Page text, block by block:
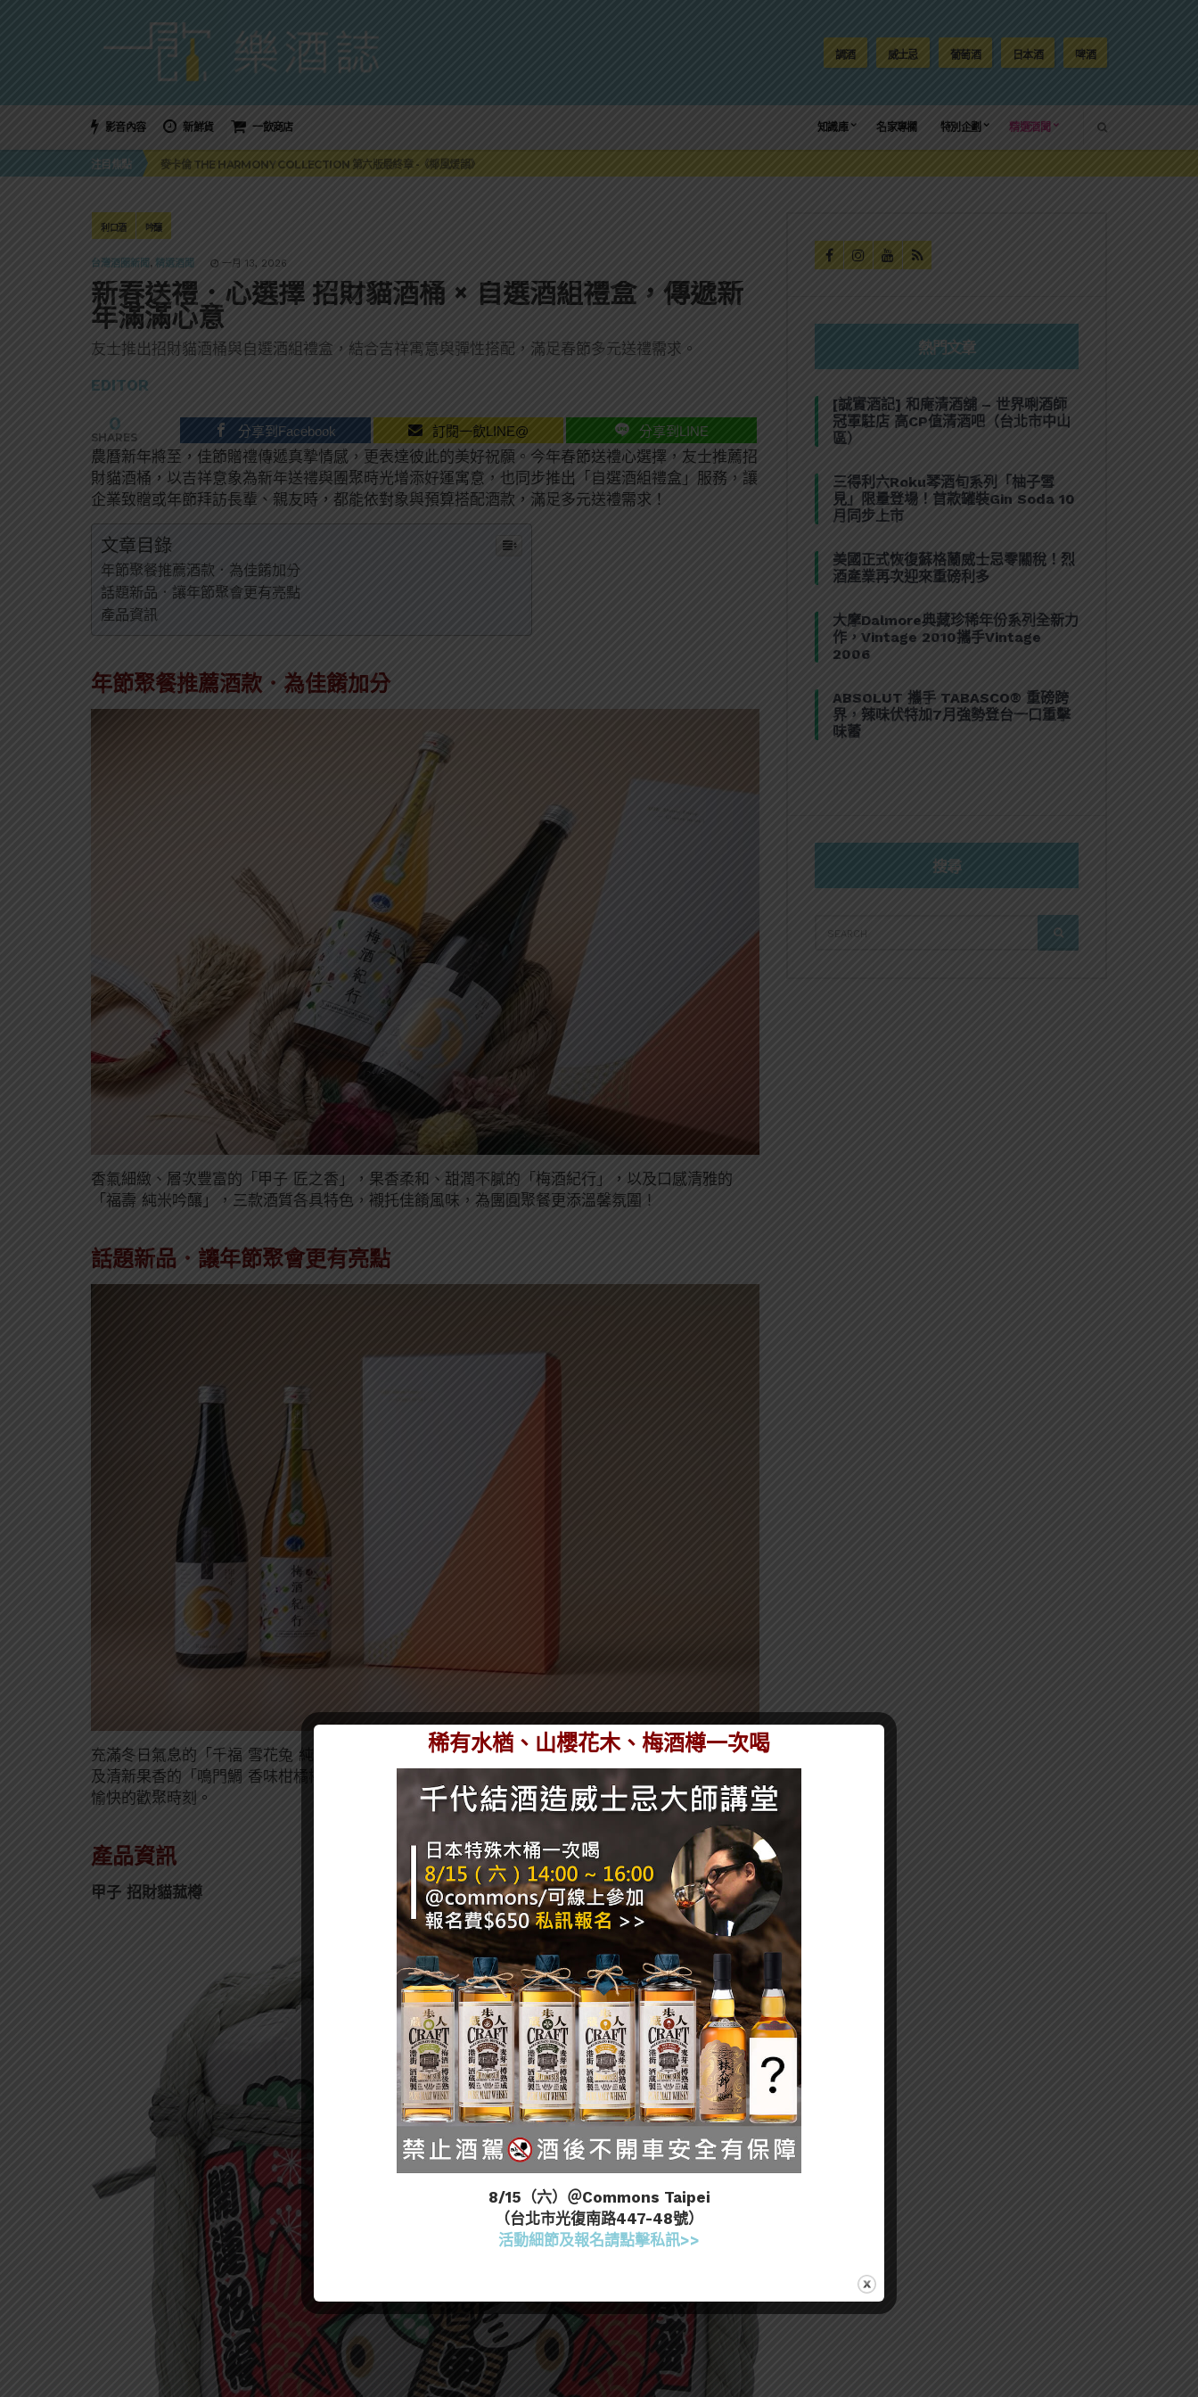
調酒 威士忌 葡萄酒 日本酒 啤酒
影音內容 新鮮貨 一飲商店 知識庫 名家專欄 特別企劃 精選酒聞
注目焦點
美國正式恢復蘇格蘭威士忌零關稅！烈酒產業再次迎來重磅利多
麥卡倫 THE HARMONY COLLECTION 第六版最終章 -《椰風煖韻》
角嗨尬炸物X爽快這一步，角瓶攜手頂呱呱 全新套餐限時登場
三得利六ROKU琴酒旬系列「柚子雪見」限量登場！首款罐裝GIN SODA 10月同步上市
美國正式恢復蘇格蘭威士忌零關稅！烈酒產業再次迎來重磅利多
麥卡倫 THE HARMONY COLLECTION 第六版最終章 -《椰風煖韻》
利口酒 吟釀
台灣酒圈新聞 , 精選酒聞 一月 13, 2026
新春送禮．心選擇 招財貓酒桶 × 自選酒組禮盒，傳遞新
年滿滿心意
友士推出招財貓酒桶與自選酒組禮盒，結合吉祥寓意與彈性搭配，滿足春節多元送禮需求。
EDITOR
0
SHARES 分享到Facebook 訂閱一飲LINE@ 分享到LINE
農曆新年將至，佳節贈禮傳遞真摯情感，更表達彼此的美好祝願。今年春節送禮心選擇，友士推薦招
財貓酒桶，以吉祥意象為新年送禮與團聚時光增添好運寓意，也同步推出「自選酒組禮盒」服務，讓
企業致贈或年節拜訪長輩、親友時，都能依對象與預算搭配酒款，滿足多元送禮需求！
文章目錄
年節聚餐推薦酒款．為佳餚加分
話題新品．讓年節聚會更有亮點
產品資訊
年節聚餐推薦酒款．為佳餚加分
香氣細緻、層次豐富的「甲子 匠之香」，果香柔和、甜潤不膩的「梅酒紀行」，以及口感清雅的
「福壽 純米吟釀」，三款酒質各具特色，襯托佳餚風味，為團圓聚餐更添溫馨氛圍！
話題新品．讓年節聚會更有亮點
充滿冬日氣息的「千福 雪花兔 純米吟釀無濾過原酒」、濃郁滑順的「特濃優格利口酒 熊本熊」，以
及清新果香的「鳴門鯛 香味柑橘檸檬利口酒」，無論純飲或調飲，都能輕鬆分享，為節日聚會帶來
愉快的歡聚時刻。
產品資訊
甲子 招財貓菰樽
熱門文章
[誠實酒記] 和庵清酒舖 – 世界唎酒師
冠軍駐店 高CP值清酒吧（台北市中山
區）
三得利六Roku琴酒旬系列「柚子雪
見」限量登場！首款罐裝Gin Soda 10
月同步上市
美國正式恢復蘇格蘭威士忌零關稅！烈
酒產業再次迎來重磅利多
大摩Dalmore典藏珍稀年份系列全新力
作，Vintage 2010攜手Vintage
2006
ABSOLUT 攜手 TABASCO® 重磅跨
界，辣味伏特加7月強勢登台一口重擊
味蕾
搜尋
FOR:
SEARCH
稀有水楢、山櫻花木、梅酒樽一次喝
8/15（六）＠Commons Taipei
（台北市光復南路447-48號）
活動細節及報名請點擊私訊>>